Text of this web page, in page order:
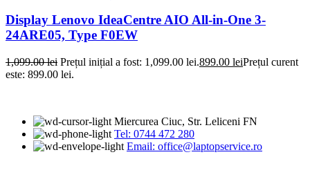
Display Lenovo IdeaCentre AIO All-in-One 3-
24ARE05, Type F0EW
1,099.00lei Prețul inițial a fost: 1,099.00 lei.899.00 leiPrețul curent
este: 899.00 lei.
Miercurea Ciuc, Str. Leliceni FN
Tel: 0744 472 280
Email: office@laptopservice.ro